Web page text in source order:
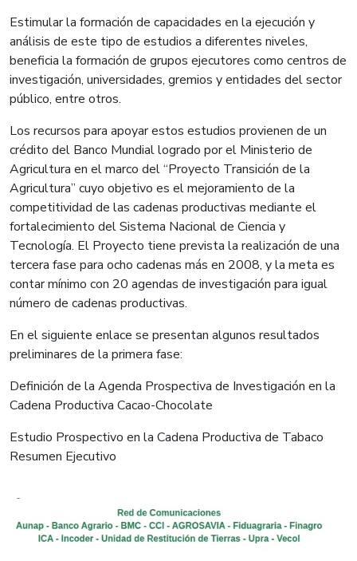
Estimular la formación de capacidades en la ejecución y
análisis de este tipo de estudios a diferentes niveles,
beneficia la formación de grupos ejecutores como centros de
investigación, universidades, gremios y entidades del sector
público, entre otros.
Los recursos para apoyar estos estudios provienen de un
crédito del Banco Mundial logrado por el Ministerio de
Agricultura en el marco del “Proyecto Transición de la
Agricultura” cuyo objetivo es el mejoramiento de la
competitividad de las cadenas productivas mediante el
fortalecimiento del Sistema Nacional de Ciencia y
Tecnología. El Proyecto tiene prevista la realización de una
tercera fase para ocho cadenas más en 2008, y la meta es
contar mínimo con 20 agendas de investigación para igual
número de cadenas productivas.
En el siguiente enlace se presentan algunos resultados
preliminares de la primera fase:
Definición de la Agenda Prospectiva de Investigación en la
Cadena Productiva Cacao-Chocolate
Estudio Prospectivo en la Cadena Productiva de Tabaco
Resumen Ejecutivo